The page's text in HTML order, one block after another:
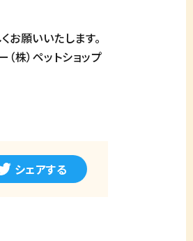
お願いいたします。
株）ペットショップ
シェアする